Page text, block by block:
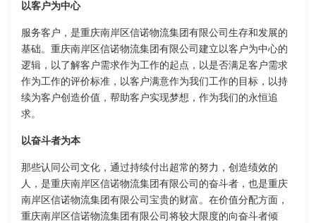
以客户为中心
服务客户，是重庆南岸区信诺物流集团有限公司生存和发展的
基础。重庆南岸区信诺物流集团有限公司建立以客户为中心的
逻辑，以了解客户需求作为工作的起点，以是否满足客户需求
作为工作的评价标准，以客户满意作为我们工作的目标，以持
续为客户创造价值，帮助客户实现梦想，作为我们的永恒追
求。
以奋斗者为本
那些认同公司文化，通过持续付出超常的努力，创造绩效的
人，是重庆南岸区信诺物流集团有限公司的奋斗者，也是重庆
南岸区信诺物流集团有限公司宝贵的财富。在价值分配方面，
重庆南岸区信诺物流集团有限公司将较大限度的向奋斗者倾